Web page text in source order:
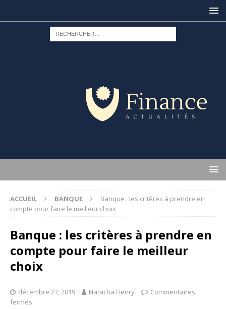
ACCUEIL BANQUE
Banque : les critères à prendre en
compte pour faire le meilleur choix
Banque : les critères à prendre en
compte pour faire le meilleur
choix
décembre 27, 2019 Natacha Henry
Commentaires
fermés